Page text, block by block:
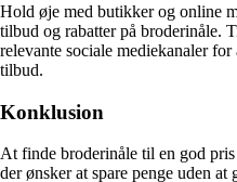
Hold øje med butikker og online
tilbud og rabatter på broderinåle.
relevante sociale mediekanaler
tilbud.
Konklusion
At finde broderinåle til en god
der ønsker at spare penge uden